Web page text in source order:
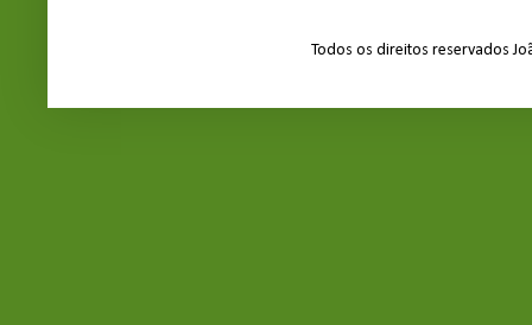
Todos os direitos reservados